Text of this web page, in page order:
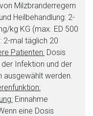
Milzbranderregern
Heilbehandlung: 2-
kg KG (max. ED 500
2-mal täglich 20
Patienten: Dosis
Infektion und der
ausgewählt werden.
Einnahme
eine Dosis